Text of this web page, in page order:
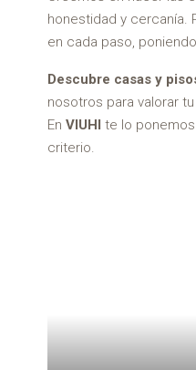
honestidad y cercanía.
en cada paso,
Descubre casas y
nosotros para valorar tu
En VIUHI te lo
criterio.